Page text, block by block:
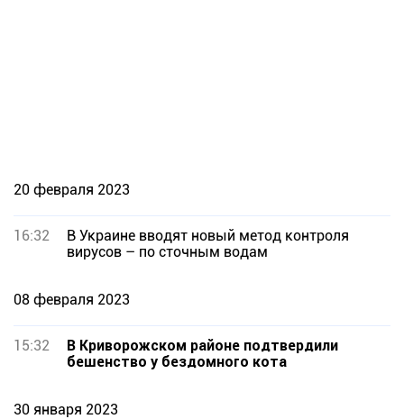
20 февраля 2023
16:32
В Украине вводят новый метод контроля
вирусов – по сточным водам
08 февраля 2023
15:32
В Криворожском районе подтвердили
бешенство у бездомного кота
30 января 2023